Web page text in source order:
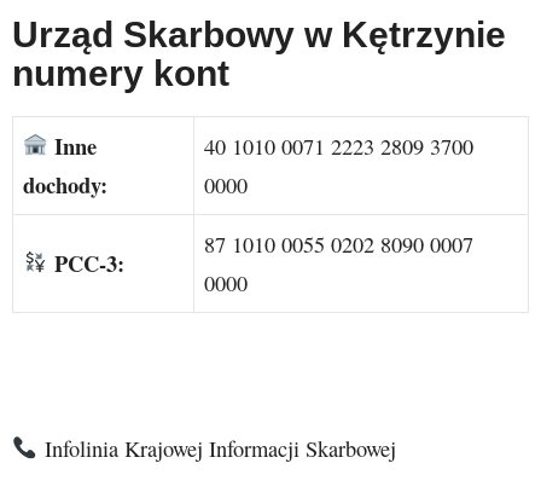
Urząd Skarbowy w Kętrzynie
numery kont
Inne
dochody:
40 1010 0071 2223 2809 3700
0000
PCC-3:
87 1010 0055 0202 8090 0007
0000
Infolinia Krajowej Informacji Skarbowej